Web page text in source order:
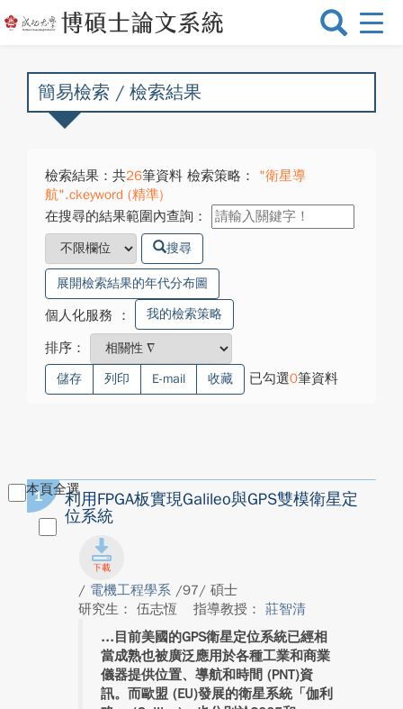
選
換
簡易檢索 / 檢索結果
檢索結果：共26筆資料 檢索策略：
"衛星導
航".ckeyword (精準)
在搜尋的結果範圍內查詢：
搜尋
展開檢索結果的年代分布圖
個人化服務 ： 我的檢索策略
排序：
儲存 列印 E-mail 收藏 已勾選0筆資料
本頁全選
1
利用FPGA板實現Galileo與GPS雙模衛星定
位系統
/ 電機工程學系 /97/ 碩士
研究生： 伍志恆
指導教授： 莊智清
目前美國的GPS衛星定位系統已經相
當成熟也被廣泛應用於各種工業和商業
儀器提供位置、導航和時間 (PNT)資
訊。而歐盟 (EU)發展的衛星系統「伽利